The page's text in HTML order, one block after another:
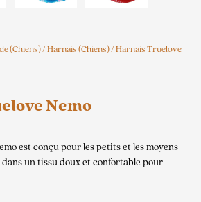
(Chiens)/Harnais (Chiens)/ Harnais Truelove
Nemo
est conçu pour les petits et les moyens
un tissu doux et confortable pour